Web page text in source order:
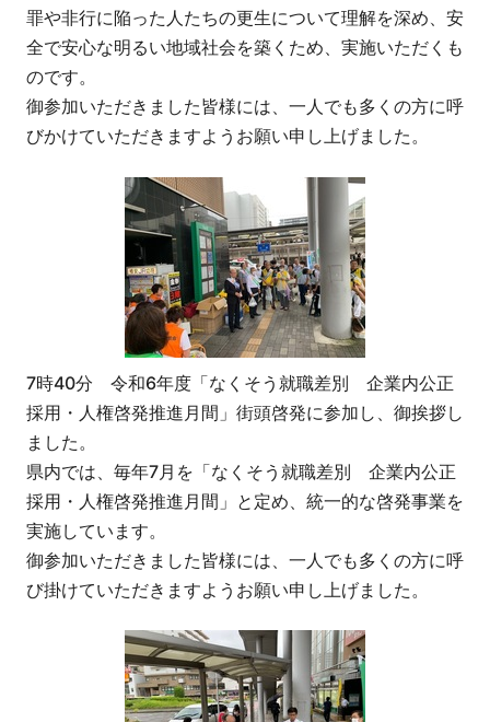
罪や非行に陥った人たちの更生について理解を深め、安
全で安心な明るい地域社会を築くため、実施いただくも
のです。
御参加いただきました皆様には、一人でも多くの方に呼
びかけていただきますようお願い申し上げました。
7時40分 令和6年度「なくそう就職差別 企業内公正
採用・人権啓発推進月間」街頭啓発に参加し、御挨拶し
ました。
県内では、毎年7月を「なくそう就職差別 企業内公正
採用・人権啓発推進月間」と定め、統一的な啓発事業を
実施しています。
御参加いただきました皆様には、一人でも多くの方に呼
び掛けていただきますようお願い申し上げました。